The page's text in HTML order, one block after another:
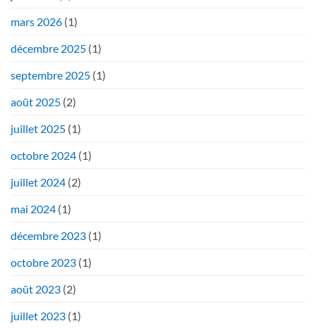
mars 2026 (1)
décembre 2025 (1)
septembre 2025 (1)
août 2025 (2)
juillet 2025 (1)
octobre 2024 (1)
juillet 2024 (2)
mai 2024 (1)
décembre 2023 (1)
octobre 2023 (1)
août 2023 (2)
juillet 2023 (1)